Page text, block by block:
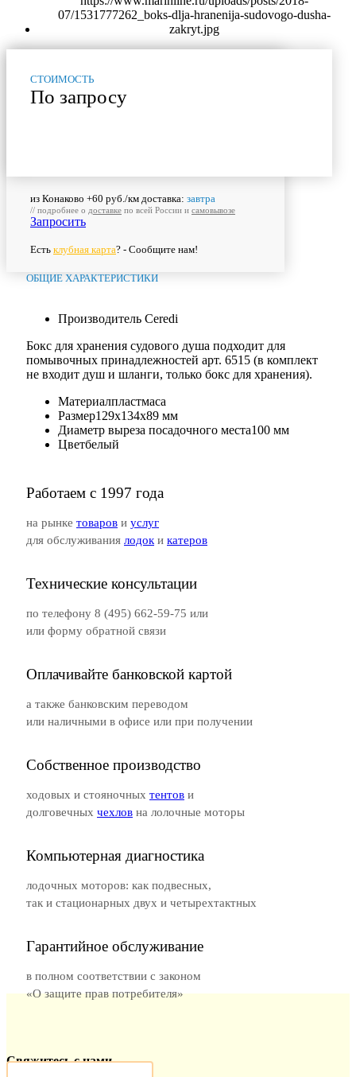
СТОИМОСТЬ
По запросу
из Конаково +60 руб./км доставка: завтра
// подробнее о доставке по всей России и самовывозе
Запросить
Есть клубная карта? - Сообщите нам!
ОБЩИЕ ХАРАКТЕРИСТИКИ
Производитель Ceredi
Бокс для хранения судового душа подходит для
помывочных принадлежностей арт. 6515 (в комплект
не входит душ и шланги, только бокс для хранения).
Материалпластмаса
Размер129х134х89 мм
Диаметр выреза посадочного места100 мм
Цветбелый
Работаем с 1997 года
на рынке товаров и услуг
для обслуживания лодоки катеров
Технические консультации
по телефону 8 (495) 662-59-75 или
или форму обратной связи
Оплачивайте банковской картой
а также банковским переводом
или наличными в офисе или при получении
Собственное производство
ходовых и стояночных тентов и
долговечных чехлов на лолочные моторы
Компьютерная диагностика
лодочных моторов: как подвесных,
так и стационарных двух и четырехтактных
Гарантийное обслуживание
в полном соответствии с законом
«О защите прав потребителя»
Свяжитесь с нами